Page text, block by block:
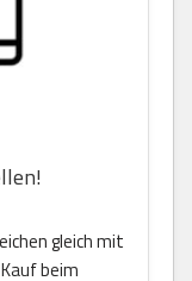
gleich mit
beim